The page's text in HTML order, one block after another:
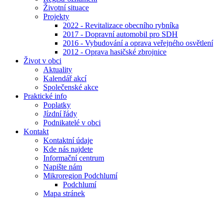
Životní situace
Projekty
2022 - Revitalizace obecního rybníka
2017 - Dopravní automobil pro SDH
2016 - Vybudování a oprava veřejného osvětlení
2012 - Oprava hasičské zbrojnice
Život v obci
Aktuality
Kalendář akcí
Společenské akce
Praktické info
Poplatky
Jízdní řády
Podnikatelé v obci
Kontakt
Kontaktní údaje
Kde nás najdete
Informační centrum
Napište nám
Mikroregion Podchlumí
Podchlumí
Mapa stránek